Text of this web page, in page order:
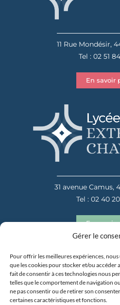
Gérer le
Pour offrir les meilleures expériences,
que les cookies pour stocker et/ou accéder
fait de consentir à ces technologies nous
telles que le comportement de navigation
ne pas consentir ou de retirer son
certaines caractéristiques et fonctions.
11 Rue Mondésir,
Tel : 02 51
En savoir
31 avenue Camus,
Tel : 02 40
En savoir